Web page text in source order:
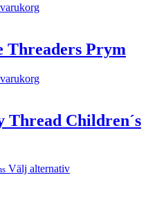
Threaders Prym
Thread Children´s
Välj alternativ